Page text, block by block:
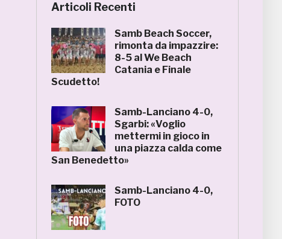
Articoli Recenti
Samb Beach Soccer,
rimonta da impazzire:
8-5 al We Beach
Catania e Finale
Scudetto!
Samb-Lanciano 4-0,
Sgarbi: «Voglio
mettermi in gioco in
una piazza calda come
San Benedetto»
Samb-Lanciano 4-0,
FOTO